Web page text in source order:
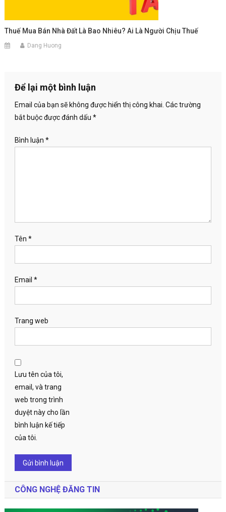
Thuế Mua Bán Nhà Đất Là Bao Nhiêu? Ai Là Người Chịu Thuế
Dang Huong
Để lại một bình luận
Email của bạn sẽ không được hiển thị công khai. Các trường
bắt buộc được đánh dấu *
Bình luận *
Tên *
Email *
Trang web
Lưu tên của tôi,
email, và trang
web trong trình
duyệt này cho lần
bình luận kế tiếp
của tôi.
CÔNG NGHỆ ĐĂNG TIN